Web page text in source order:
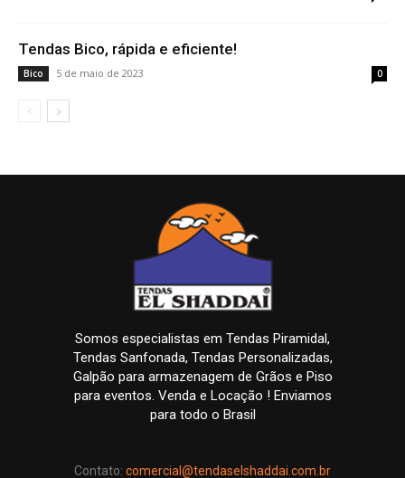
Tendas Bico, rápida e eficiente!
Bico 5 de maio de 2023 0
Somos especialistas em Tendas Piramidal,
Tendas Sanfonada, Tendas Personalizadas,
Galpão para armazenagem de Grãos e Piso
para eventos. Venda e Locação ! Enviamos
para todo o Brasil
Contato: comercial@tendaselshaddai.com.br